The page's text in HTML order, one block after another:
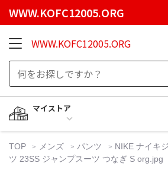
WWW.KOFC12005.ORG
WWW.KOFC12005.ORG
マイストア
TOP メンズ パンツ
NIKE ナイキ
ツ 23SS ジャンプスーツ つなぎ S org.jpg